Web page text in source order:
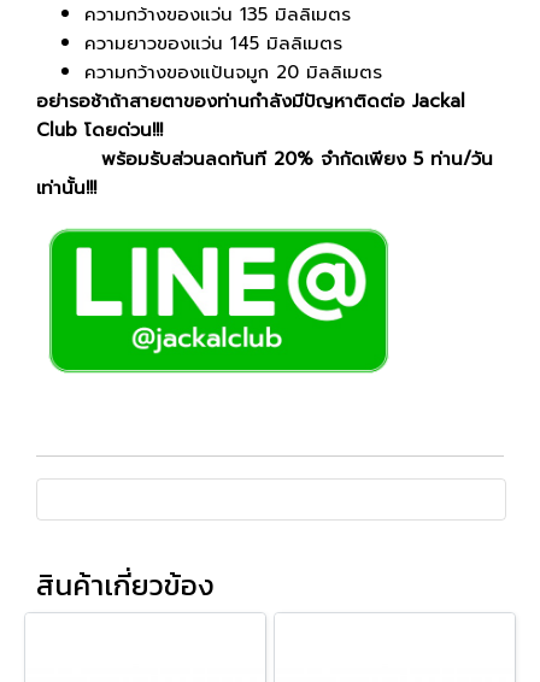
ความกว้างของแว่น 135 มิลลิเมตร
ความยาวของแว่น 145 มิลลิเมตร
ความกว้างของแป้นจมูก 20 มิลลิเมตร
อย่ารอช้าถ้าสายตาของท่านกำลังมีปัญหาติดต่อ Jackal
Club โดยด่วน!!!
พร้อมรับส่วนลดทันที 20% จำกัดเพียง 5 ท่าน/วัน
เท่านั้น!!!
สินค้าเกี่ยวข้อง